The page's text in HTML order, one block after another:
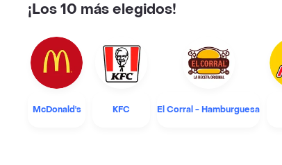
¡Los 10 más elegidos!
McDonald's KFC El Corral - Hamburguesa